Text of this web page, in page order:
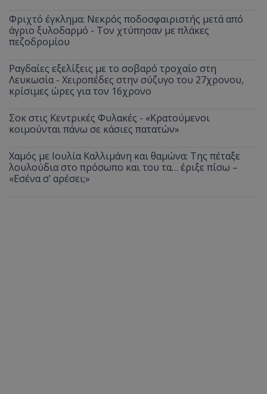
Φριχτό έγκλημα: Νεκρός ποδοσφαιριστής μετά από
άγριο ξυλοδαρμό - Τον χτύπησαν με πλάκες
πεζοδρομίου
Ραγδαίες εξελίξεις με το σοβαρό τροχαίο στη
Λευκωσία - Χειροπέδες στην σύζυγο του 27χρονου,
κρίσιμες ώρες για τον 16χρονο
Σοκ στις Κεντρικές Φυλακές - «Κρατούμενοι
κοιμούνται πάνω σε κάσιες πατατών»
Χαμός με Ιουλία Καλλιμάνη και θαμώνα: Της πέταξε
λουλούδια στο πρόσωπο και του τα… έριξε πίσω –
«Εσένα σ’ αρέσει;»